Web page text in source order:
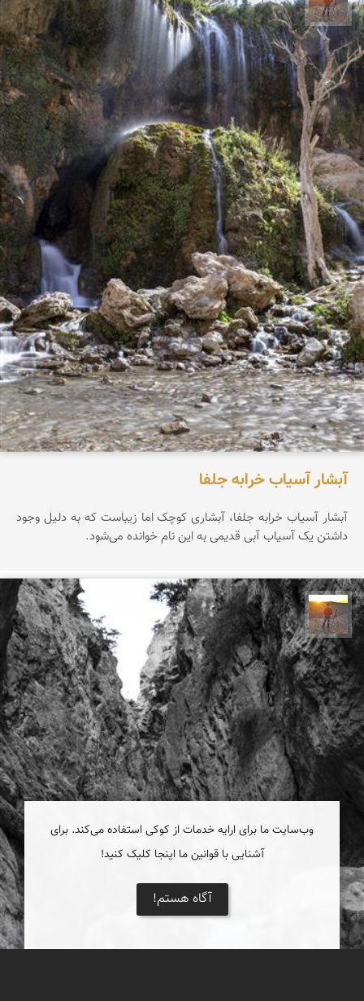
آبشار آسیاب خرابه جلفا
آبشار آسیاب خرابه جلفا، آبشاری کوچک اما زیباست که به دلیل وجود
داشتن یک آسیاب آبی قدیمی به این نام خوانده می‌شود.
مهدی مخلصیان
وب‌سایت ما برای ارایه خدمات از کوکی استفاده می‌کند. برای
آشنایی با قوانین ما اینجا کلیک کنید!
آگاه هستم!